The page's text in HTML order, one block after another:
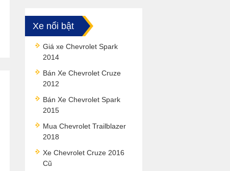
Xe nổi bật
Giá xe Chevrolet Spark
2014
Bán Xe Chevrolet Cruze
2012
Bán Xe Chevrolet Spark
2015
Mua Chevrolet Trailblazer
2018
Xe Chevrolet Cruze 2016
Cũ